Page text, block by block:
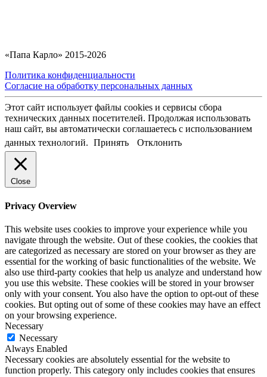
«Папа Карло» 2015-2026
Политика конфиденциальности
Согласие на обработку персональных данных
Этот сайт использует файлы cookies и сервисы сбора
технических данных посетителей. Продолжая использовать
наш сайт, вы автоматически соглашаетесь с использованием
данных технологий. Принять Отклонить
Close
Privacy Overview
This website uses cookies to improve your experience while you
navigate through the website. Out of these cookies, the cookies that
are categorized as necessary are stored on your browser as they are
essential for the working of basic functionalities of the website. We
also use third-party cookies that help us analyze and understand how
you use this website. These cookies will be stored in your browser
only with your consent. You also have the option to opt-out of these
cookies. But opting out of some of these cookies may have an effect
on your browsing experience.
Necessary
Necessary
Always Enabled
Necessary cookies are absolutely essential for the website to
function properly. This category only includes cookies that ensures